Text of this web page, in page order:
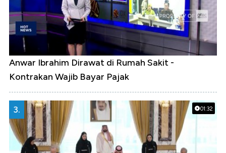
Anwar Ibrahim Dirawat di Rumah Sakit -
Kontrakan Wajib Bayar Pajak
01:32
3.